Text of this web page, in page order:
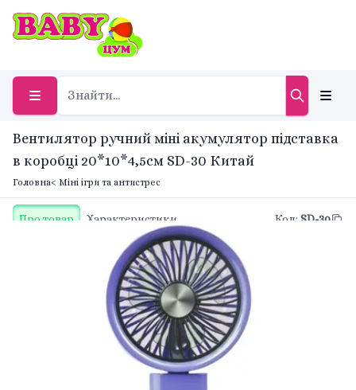
Вентилятор ручний міні акумулятор підставка
в коробці 20*10*4,5см SD-30 Китай
Головна< Міні ігри та антистрес
Про товар Характеристики Код: SD-30